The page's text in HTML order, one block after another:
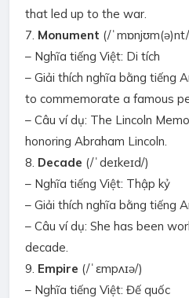
that led up to the war.
7. Monument (/
– Nghĩa tiếng Việt: Di tích
– Giải thích nghĩa bằng tiếng
to commemorate a famous
– Câu ví dụ: The Lincoln
honoring Abraham Lincoln.
8. Decade (/ˈdeɪkeɪd/)
– Nghĩa tiếng Việt: Thập kỷ
– Giải thích nghĩa bằng tiếng
– Câu ví dụ: She has been
decade.
9. Empire (/ˈɛmpʌɪə/)
– Nghĩa tiếng Việt: Đế quốc